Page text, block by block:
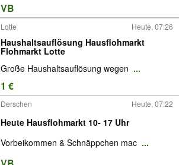
VB
Lotte Heute, 07:26
Haushaltsauflösung Hausflohmarkt
Flohmarkt Lotte
Große Haushaltsauflösung wegen ...
1 €
Derschen Heute, 07:22
Heute Hausflohmarkt 10- 17 Uhr
Vorbeikommen & Schnäppchen mac ...